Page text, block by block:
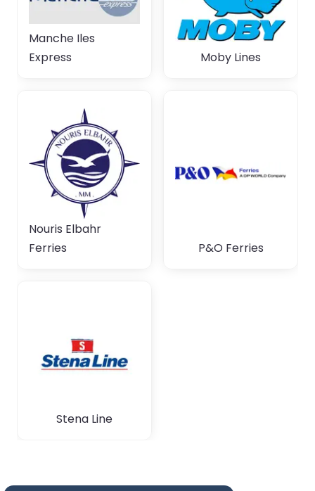
Manche Iles
Express
Moby Lines
Nouris Elbahr
Ferries
P&O Ferries
Stena Line